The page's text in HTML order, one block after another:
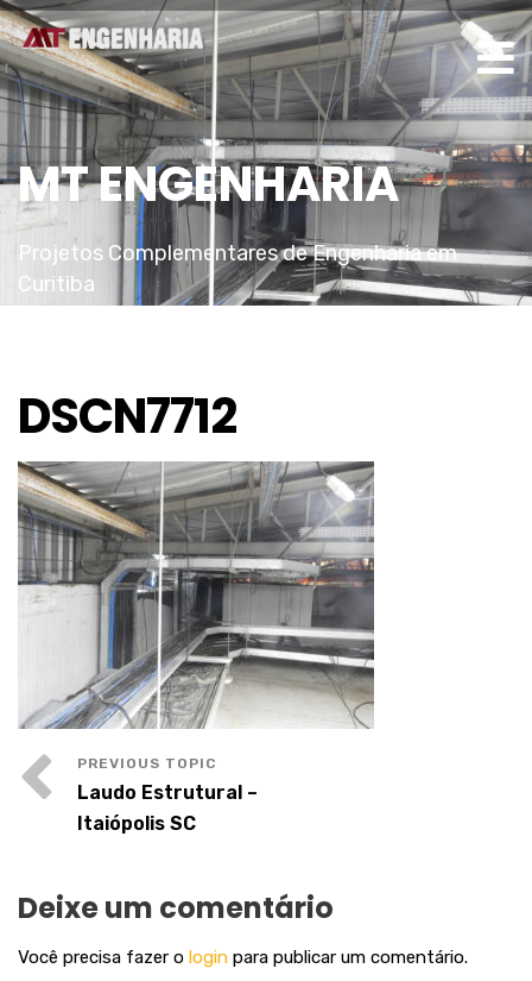
MT ENGENHARIA
Projetos Complementares de Engenharia em
Curitiba
DSCN7712
Laudo Estrutural –
Itaiópolis SC
Deixe um comentário
Você precisa fazer o login para publicar um comentário.